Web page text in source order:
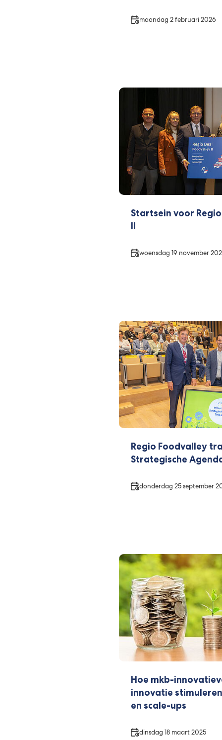
Datum
maandag 2 februari 2026
Startsein voor
II
Datum
woensdag 19 november
Regio Foodvalley
Strategische
Datum
donderdag 25 september
Hoe mkb-
innovatie
en scale-ups
Datum
dinsdag 18 maart 2025